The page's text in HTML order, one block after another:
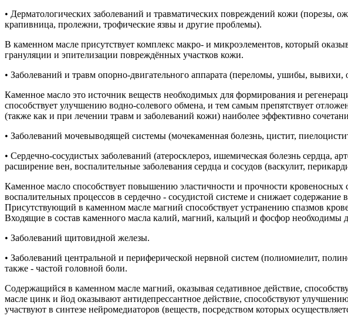
• Дерматологических заболеваний и травматических повреждений кожи (порезы,
крапивница, пролежни, трофические язвы и другие проблемы).
В каменном масле присутствует комплекс макро- и микроэлементов, который
грануляции и эпителизации повреждённых участков кожи.
• Заболеваний и травм опорно-двигательного аппарата (переломы, ушибы, вывихи,
Каменное масло это источник веществ необходимых для формирования и
способствует улучшению водно-солевого обмена, и тем самым препятствует
(также как и при лечении травм и заболеваний кожи) наиболее эффективно
• Заболеваний мочевыводящей системы (мочекаменная болезнь, цистит,
• Сердечно-сосудистых заболеваний (атеросклероз, ишемическая болезнь сердца,
расширение вен, воспалительные заболевания сердца и сосудов (васкулит,
Каменное масло способствует повышению эластичности и прочности
воспалительных процессов в сердечно - сосудистой системе и снижает
Присутствующий в каменном масле магний способствует устранению спазмов
Входящие в состав каменного масла калий, магний, кальций и фосфор
• Заболеваний щитовидной железы.
• Заболеваний центральной и периферической нервной систем (полиомиелит,
также - частой головной боли.
Содержащийся в каменном масле магний, оказывая седативное действие,
масле цинк и йод оказывают антидепрессантное действие, способствуют
участвуют в синтезе нейромедиаторов (веществ, посредством которых